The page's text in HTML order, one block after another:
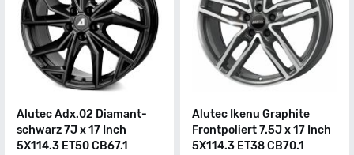
Alutec Adx.02 Diamant-
schwarz 7J x 17 Inch
5X114.3 ET50 CB67.1
Alutec Ikenu Graphite
Frontpoliert 7.5J x 17 Inch
5X114.3 ET38 CB70.1